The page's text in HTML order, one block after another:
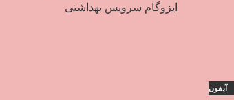
ایزوگام سرویس بهداشتی
آیفون